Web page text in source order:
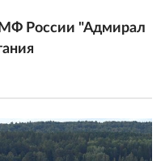
России "Адмирал